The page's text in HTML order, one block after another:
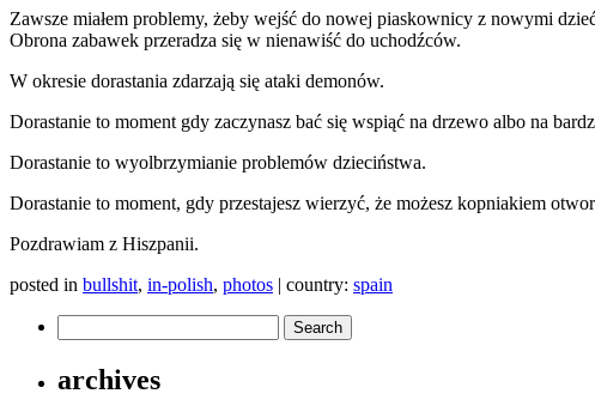
Zawsze miałem problemy, żeby wejść do nowej piaskownicy z nowymi
Obrona zabawek przeradza się w nienawiść do uchodźców.
W okresie dorastania zdarzają się ataki demonów.
Dorastanie to moment gdy zaczynasz bać się wspiąć na drzewo albo na
Dorastanie to wyolbrzymianie problemów dzieciństwa.
Dorastanie to moment, gdy przestajesz wierzyć, że możesz kopniakiem
Pozdrawiam z Hiszpanii.
posted in bullshit, in-polish, photos | country: spain
archives